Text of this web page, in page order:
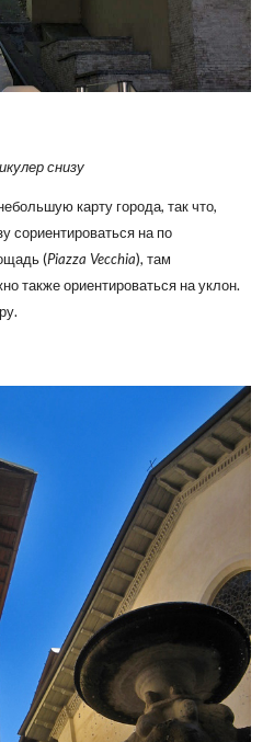
снизу
карту города, так что,
сориентироваться на по
(Piazza Vecchia), там
также ориентироваться на уклон.